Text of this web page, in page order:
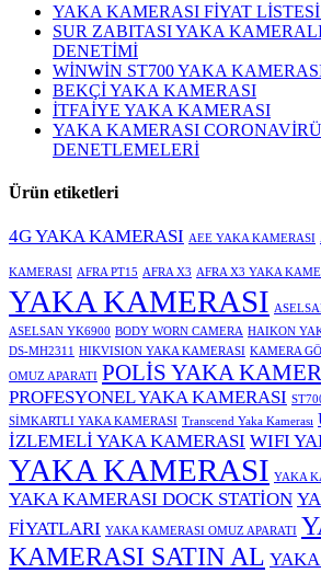
YAKA KAMERASI FİYAT LİSTESİ
SUR ZABITASI YAKA
DENETİMİ
WİNWİN ST700 YAKA
BEKÇİ YAKA KAMERASI
İTFAİYE YAKA KAMERASI
YAKA KAMERASI
DENETLEMELERİ
Ürün etiketleri
4G YAKA KAMERASI AEE YAKA KAMERASI
KAMERASI AFRA PT15 AFRA X3 AFRA X3 YAKA
YAKA KAMERASI
ASELSAN YK6900 BODY WORN CAMERA HAIKON
DS-MH2311 HIKVISION YAKA KAMERASI KAMERA
OMUZ APARATI POLİS YAKA
PROFESYONEL YAKA KAMERASI
SİMKARTLI YAKA KAMERASI Transcend Yaka Kamerası
İZLEMELİ YAKA KAMERASI WIFI
YAKA KAMERASI YAKA
YAKA KAMERASI DOCK STATİON
FİYATLARI YAKA KAMERASI OMUZ APARATI
KAMERASI SATIN AL